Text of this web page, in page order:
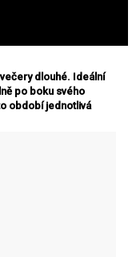
dlouhé. Ideální
po boku svého
období jednotlivá